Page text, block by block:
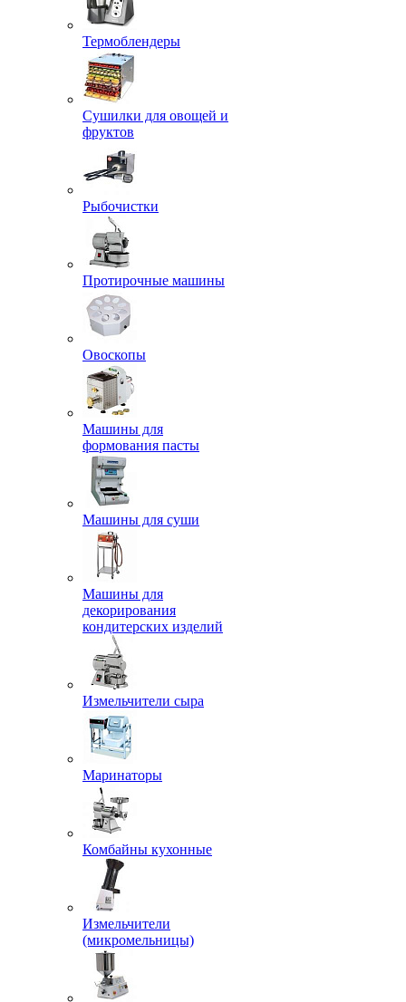
Термоблендеры
Сушилки для овощей и
фруктов
Рыбочистки
Протирочные машины
Овоскопы
Машины для
формования пасты
Машины для суши
Машины для
декорирования
кондитерских изделий
Измельчители сыра
Маринаторы
Комбайны кухонные
Измельчители
(микромельницы)